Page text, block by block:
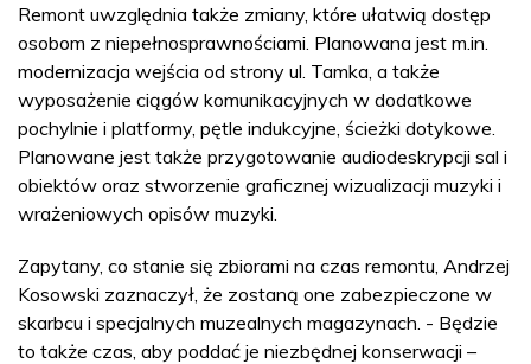
Remont uwzględnia także zmiany, które ułatwią dostęp
osobom z niepełnosprawnościami. Planowana jest m.in.
modernizacja wejścia od strony ul. Tamka, a także
wyposażenie ciągów komunikacyjnych w dodatkowe
pochylnie i platformy, pętle indukcyjne, ścieżki dotykowe.
Planowane jest także przygotowanie audiodeskrypcji sal i
obiektów oraz stworzenie graficznej wizualizacji muzyki i
wrażeniowych opisów muzyki.
Zapytany, co stanie się zbiorami na czas remontu, Andrzej
Kosowski zaznaczył, że zostaną one zabezpieczone w
skarbcu i specjalnych muzealnych magazynach. - Będzie
to także czas, aby poddać je niezbędnej konserwacji –